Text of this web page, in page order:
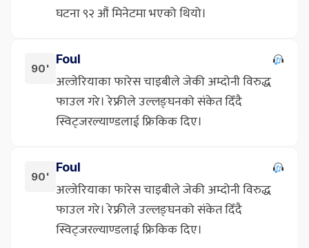
घटना ९२ औं मिनेटमा भएको थियो।
90'
Foul
अल्जेरियाका फारेस चाइबीले जेकी अम्दोनी विरुद्ध
फाउल गरे। रेफ्रीले उल्लङ्घनको संकेत दिँदै
स्विट्जरल्याण्डलाई फ्रिकिक दिए।
90'
Foul
अल्जेरियाका फारेस चाइबीले जेकी अम्दोनी विरुद्ध
फाउल गरे। रेफ्रीले उल्लङ्घनको संकेत दिँदै
स्विट्जरल्याण्डलाई फ्रिकिक दिए।